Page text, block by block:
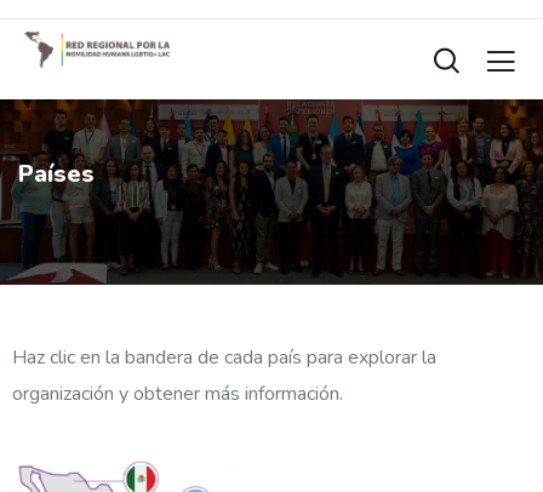
Países
Haz clic en la bandera de cada país para explorar la
organización y obtener más información.